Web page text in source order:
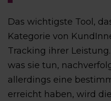
Das wichtigste Tool,
Kategorie von
Tracking ihrer
was sie tun,
allerdings eine
erreicht haben, wird